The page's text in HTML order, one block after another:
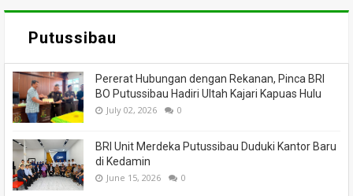
Putussibau
Pererat Hubungan dengan Rekanan, Pinca BRI
BO Putussibau Hadiri Ultah Kajari Kapuas Hulu
July 02, 2026 0
BRI Unit Merdeka Putussibau Duduki Kantor Baru
di Kedamin
June 15, 2026 0